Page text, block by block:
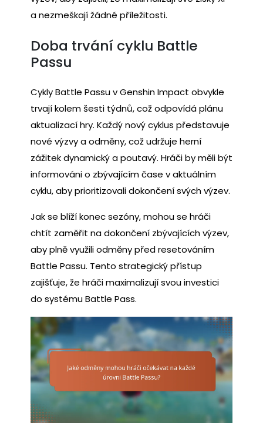
a nezmeškají žádné příležitosti.
Doba trvání cyklu Battle
Passu
Cykly Battle Passu v Genshin Impact obvykle
trvají kolem šesti týdnů, což odpovídá plánu
aktualizací hry. Každý nový cyklus představuje
nové výzvy a odměny, což udržuje herní
zážitek dynamický a poutavý. Hráči by měli být
informováni o zbývajícím čase v aktuálním
cyklu, aby prioritizovali dokončení svých výzev.
Jak se blíží konec sezóny, mohou se hráči
chtít zaměřit na dokončení zbývajících výzev,
aby plně využili odměny před resetováním
Battle Passu. Tento strategický přístup
zajišťuje, že hráči maximalizují svou investici
do systému Battle Pass.